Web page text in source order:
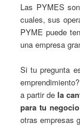
Las PYMES
cuales, sus
PYME puede
una empresa
Si tu pregunta
a partir de la
para tu negocio
otras empresas